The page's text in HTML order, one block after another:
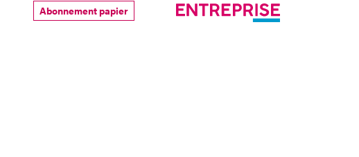
Abonnement papier